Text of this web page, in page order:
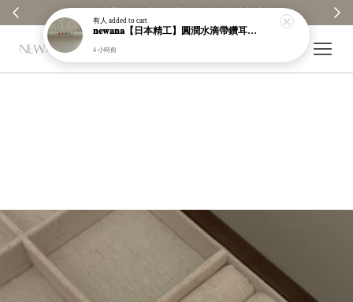
有人 added to cart
𝐧𝐞𝐰𝐚𝐧𝐚【日本精工】圓潤水滴帶鑽耳環｜耳針｜高保色｜純銀｜鍍玫瑰金｜現貨＋預購【n989】
4 小時前